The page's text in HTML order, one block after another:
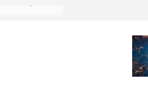
presença no
no 2T26 e
parceria para